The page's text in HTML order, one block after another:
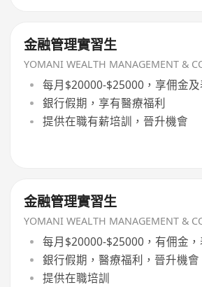
金融管理實習生
YOMANI WEALTH MANAGEMENT &
每月$20000-$25000，享佣金
銀行假期，享有醫療福利
提供在職有薪培訓，晉升機會
金融管理實習生
YOMANI WEALTH MANAGEMENT &
每月$20000-$25000，有佣金
銀行假期，醫療福利，晉升機會
提供在職培訓